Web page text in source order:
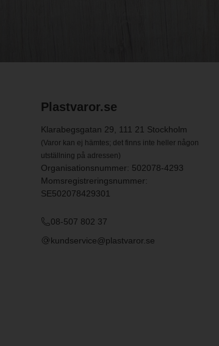
Plastvaror.se
Klarabegsgatan 29, 111 21 Stockholm
(Varor kan ej hämtes; det finns inte heller någon
utställning på adressen)
Organisationsnummer: 502078-4293
Momsregistreringsnummer:
SE502078429301
08-507 802 37
kundservice@plastvaror.se